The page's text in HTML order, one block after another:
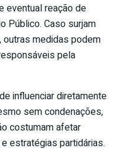
eventual reação de
Público. Caso surjam
medidas podem
pela
influenciar diretamente
sem condenações,
costumam afetar
estratégias partidárias.